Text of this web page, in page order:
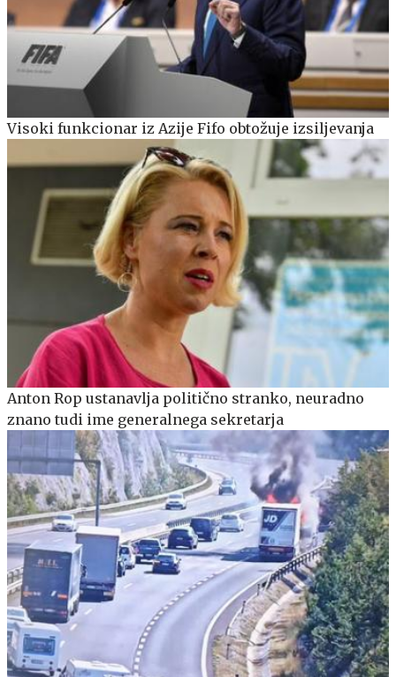
Visoki funkcionar iz Azije Fifo obtožuje izsiljevanja
Anton Rop ustanavlja politično stranko, neuradno
znano tudi ime generalnega sekretarja